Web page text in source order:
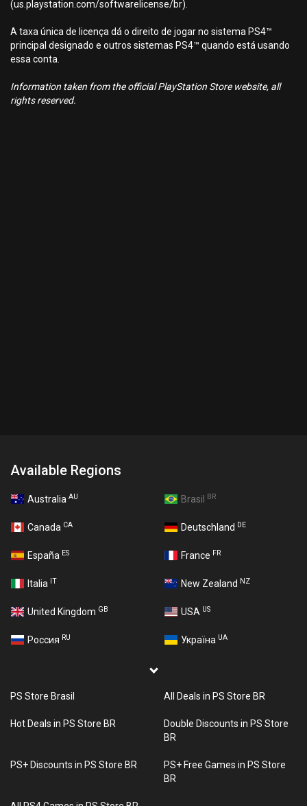
(us.playstation.com/softwarelicense/br).
A taxa única de licença dá o direito de jogar no sistema PS4™
principal designado e outros sistemas PS4™ quando está usando
essa conta.
Information taken from the official PlayStation Store website, all
rights reserved.
Available Regions
Australia AU Brasil BR
Canada CA Deutschland DE
España ES France FR
Italia IT New Zealand NZ
United Kingdom GB USA US
Россия RU Україна UA
PS Store Brasil All Deals in PS Store BR
Hot Deals in PS Store BR
Double Discounts in PS Store
BR
PS+ Discounts in PS Store BR
PS+ Free Games in PS Store
BR